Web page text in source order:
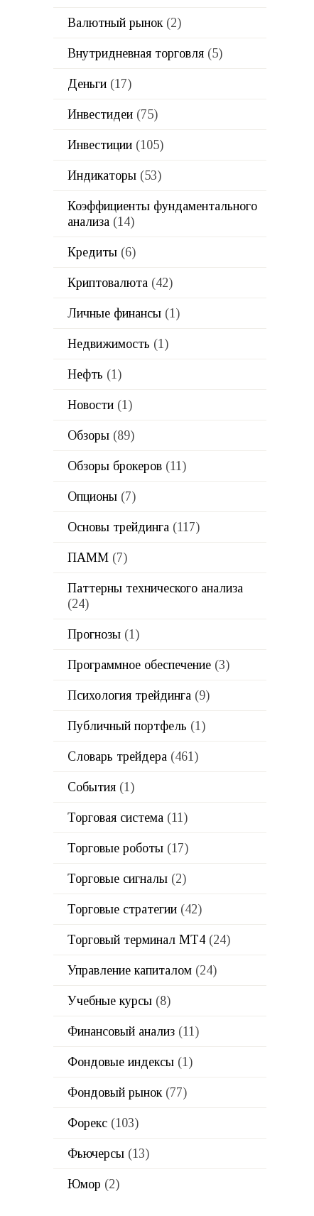
Валютный рынок(2)
Внутридневная торговля (5)
Деньги (17)
Инвестидеи (75)
Инвестиции (105)
Индикаторы (53)
Коэффициенты фундаментального
анализа (14)
Кредиты (6)
Криптовалюта (42)
Личные финансы (1)
Недвижимость (1)
Нефть (1)
Новости (1)
Обзоры (89)
Обзоры брокеров (11)
Опционы (7)
Основы трейдинга (117)
ПАММ (7)
Паттерны технического анализа
(24)
Прогнозы (1)
Программное обеспечение (3)
Психология трейдинга (9)
Публичный портфель (1)
Словарь трейдера (461)
События (1)
Торговая система (11)
Торговые роботы (17)
Торговые сигналы (2)
Торговые стратегии (42)
Торговый терминал МТ4 (24)
Управление капиталом (24)
Учебные курсы (8)
Финансовый анализ (11)
Фондовые индексы (1)
Фондовый рынок(77)
Форекс (103)
Фьючерсы (13)
Юмор (2)